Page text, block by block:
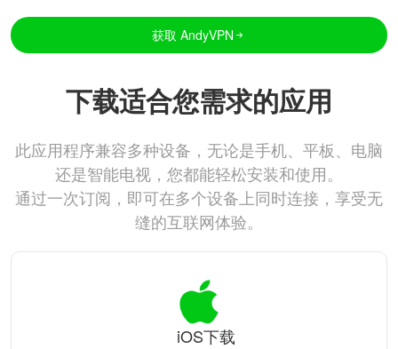
获取 AndyVPN
下载适合您需求的应用
此应用程序兼容多种设备，无论是手机、平板、电脑
还是智能电视，您都能轻松安装和使用。
通过一次订阅，即可在多个设备上同时连接，享受无
缝的互联网体验。
iOS下载